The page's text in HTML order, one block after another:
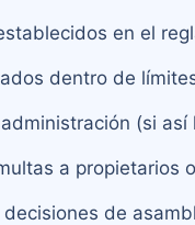
en el
dentro de
(si
a propietarios
de